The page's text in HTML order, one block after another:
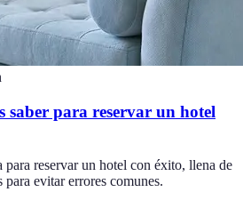
saber para reservar un hotel
reservar un hotel con éxito, llena de
evitar errores comunes.